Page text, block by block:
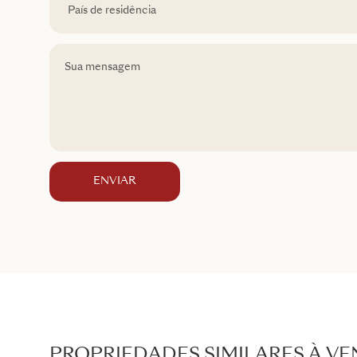
ENVIAR